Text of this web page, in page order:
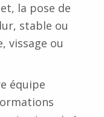
la pose de
stable ou
vissage ou
équipe